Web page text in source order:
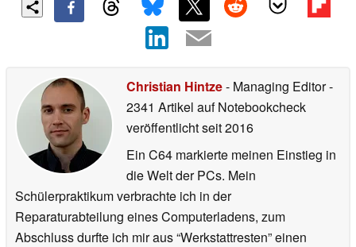
Christian Hintze- Managing Editor-
2341 Artikel auf Notebookcheck
veröffentlichtseit 2016
Ein C64 markierte meinen Einstieg in
die Welt der PCs. Mein
Schülerpraktikum verbrachte ich in der
Reparaturabteilung eines Computerladens, zum
Abschluss durfte ich mir aus “Werkstattresten” einen